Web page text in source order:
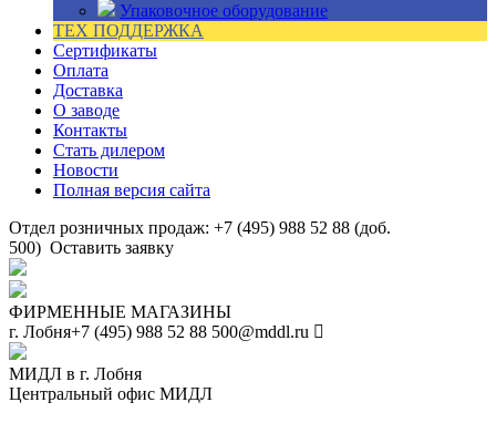
Упаковочное оборудование
ТЕХ ПОДДЕРЖКА
Сертификаты
Оплата
Доставка
О заводе
Контакты
Стать дилером
Новости
Полная версия сайта
Отдел розничных продаж: +7 (495) 988 52 88 (доб.
500) Оставить заявку
ФИРМЕННЫЕ МАГАЗИНЫ
г. Лобня+7 (495) 988 52 88 500@mddl.ru
МИДЛ в г. Лобня
Центральный офис МИДЛ